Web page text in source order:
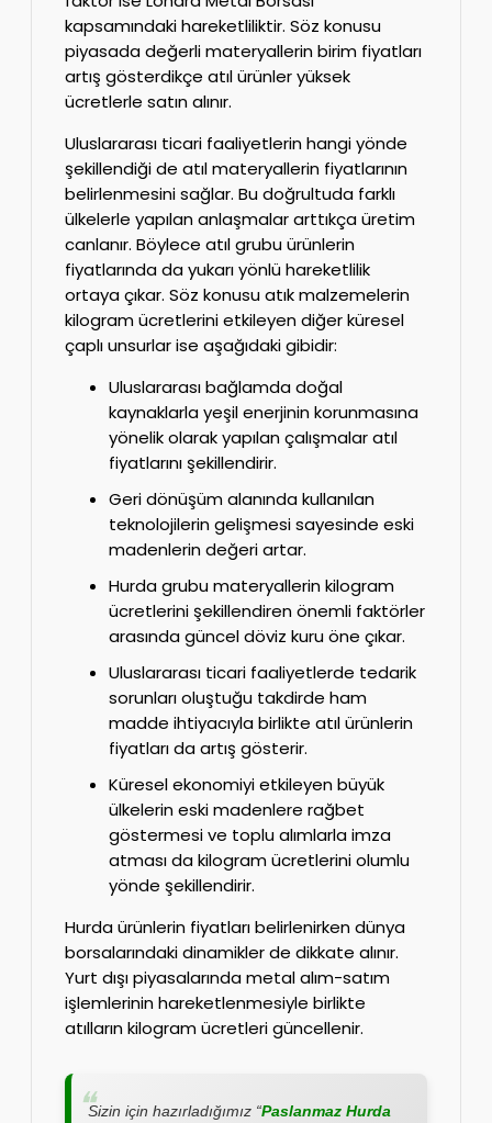
kapsamındaki hareketliliktir. Söz konusu
piyasada değerli materyallerin birim fiyatları
artış gösterdikçe atıl ürünler yüksek
ücretlerle satın alınır.
Uluslararası ticari faaliyetlerin hangi yönde
şekillendiği de atıl materyallerin fiyatlarının
belirlenmesini sağlar. Bu doğrultuda farklı
ülkelerle yapılan anlaşmalar arttıkça üretim
canlanır. Böylece atıl grubu ürünlerin
fiyatlarında da yukarı yönlü hareketlilik
ortaya çıkar. Söz konusu atık malzemelerin
kilogram ücretlerini etkileyen diğer küresel
çaplı unsurlar ise aşağıdaki gibidir:
Uluslararası bağlamda doğal
kaynaklarla yeşil enerjinin korunmasına
yönelik olarak yapılan çalışmalar atıl
fiyatlarını şekillendirir.
Geri dönüşüm alanında kullanılan
teknolojilerin gelişmesi sayesinde eski
madenlerin değeri artar.
Hurda grubu materyallerin kilogram
ücretlerini şekillendiren önemli faktörler
arasında güncel döviz kuru öne çıkar.
Uluslararası ticari faaliyetlerde tedarik
sorunları oluştuğu takdirde ham
madde ihtiyacıyla birlikte atıl ürünlerin
fiyatları da artış gösterir.
Küresel ekonomiyi etkileyen büyük
ülkelerin eski madenlere rağbet
göstermesi ve toplu alımlarla imza
atması da kilogram ücretlerini olumlu
yönde şekillendirir.
Hurda ürünlerin fiyatları belirlenirken dünya
borsalarındaki dinamikler de dikkate alınır.
Yurt dışı piyasalarında metal alım-satım
işlemlerinin hareketlenmesiyle birlikte
atılların kilogram ücretleri güncellenir.
Sizin için hazırladığımız “Paslanmaz Hurda